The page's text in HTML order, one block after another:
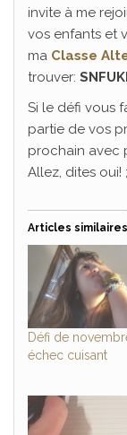
invite à me
vos enfants et
ma Classe
trouver:
Si le défi vous
partie de vos
prochain avec
Allez, dites oui!
Articles similaires
Défi de
échec cuisant